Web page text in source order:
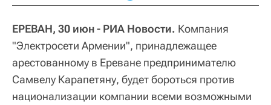
ЕРЕВАН, 30 июн - РИА Новости. Компания
"Электросети Армении", принадлежащее
арестованному в Ереване предпринимателю
Самвелу Карапетяну, будет бороться против
национализации компании всеми возможными